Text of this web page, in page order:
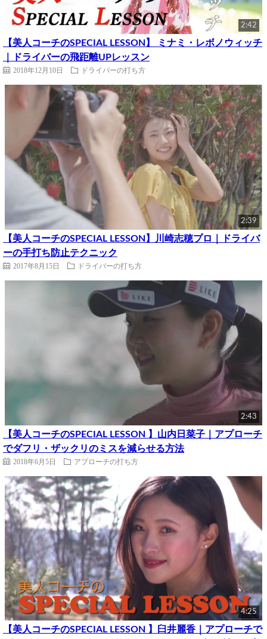
2:42
【美人コーチのSPECIAL LESSON】 ミナミ・レボノウィッチ
｜ドライバーの飛距離UPレッスン
2018年12月10日 ドライバーの打ち方
2:39
【美人コーチのSPECIAL LESSON】川崎志穂プロ｜ドライバ
ーの手打ち防止テクニック
2017年8月15日 ドライバーの打ち方
2:43
【美人コーチのSPECIAL LESSON 】山内日菜子｜アプローチ
でダフリ・ザックリのミスを減らせる方法
2018年6月5日 アプローチの打ち方
4:25
【美人コーチのSPECIAL LESSON 】臼井麗香｜アプローチで